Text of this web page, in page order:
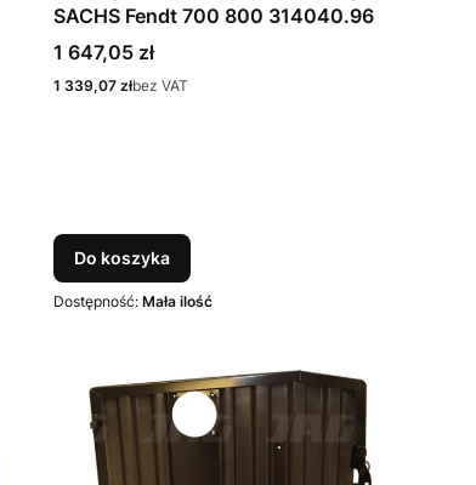
SACHS Fendt 700 800 314040.96
Cena
1 647,05 zł
Cena
1 339,07 złbez VAT
Do koszyka
Dostępność: Mała ilość